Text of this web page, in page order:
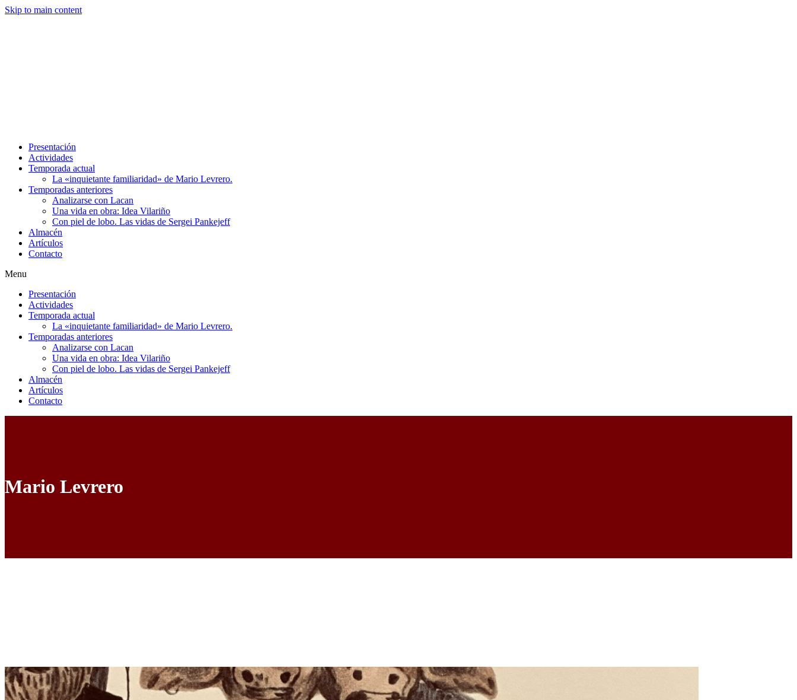
Skip to main content
Presentación
Actividades
Temporada actual
La «inquietante familiaridad» de Mario Levrero.
Temporadas anteriores
Analizarse con Lacan
Una vida en obra: Idea Vilariño
Con piel de lobo. Las vidas de Sergei Pankejeff
Almacén
Artículos
Contacto
Menu
Presentación
Actividades
Temporada actual
La «inquietante familiaridad» de Mario Levrero.
Temporadas anteriores
Analizarse con Lacan
Una vida en obra: Idea Vilariño
Con piel de lobo. Las vidas de Sergei Pankejeff
Almacén
Artículos
Contacto
Mario Levrero